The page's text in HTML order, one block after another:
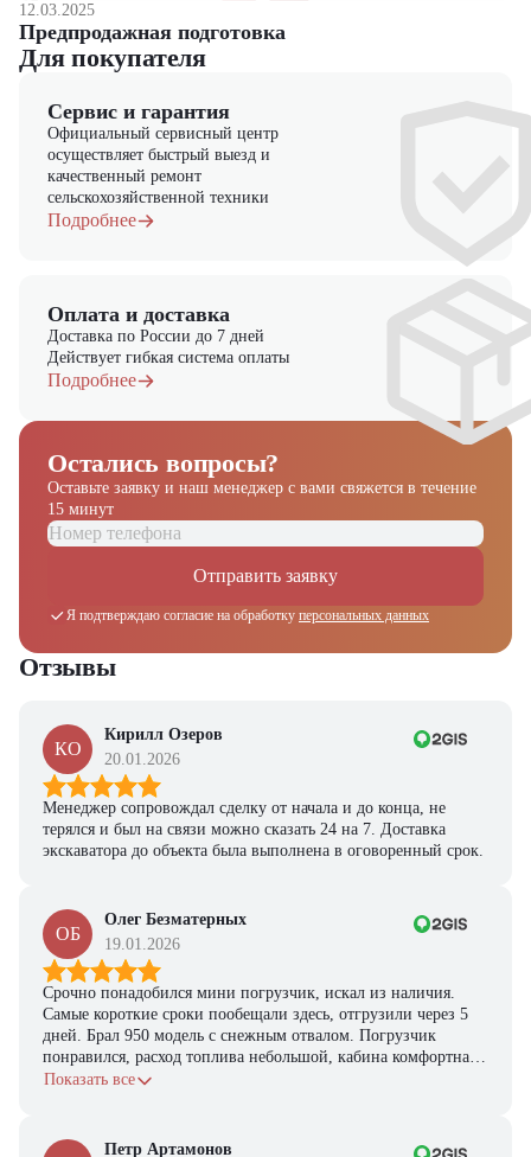
12.03.2025
Предпродажная подготовка
Для покупателя
Сервис и гарантия
Официальный сервисный центр
осуществляет быстрый выезд и
качественный ремонт
сельскохозяйственной техники
Подробнее
Оплата и доставка
Доставка по России до 7 дней
Действует гибкая система оплаты
Подробнее
Остались вопросы?
Оставьте заявку и наш менеджер с вами свяжется в течение
15 минут
Отправить заявку
Я подтверждаю согласие на обработку персональных данных
Отзывы
КО
Кирилл Озеров
20.01.2026
Менеджер сопровождал сделку от начала и до конца, не
терялся и был на связи можно сказать 24 на 7. Доставка
экскаватора до объекта была выполнена в оговоренный срок.
ОБ
Олег Безматерных
19.01.2026
Срочно понадобился мини погрузчик, искал из наличия.
Самые короткие сроки пообещали здесь, отгрузили через 5
дней. Брал 950 модель с снежным отвалом. Погрузчик
понравился, расход топлива небольшой, кабина комфортная,
с задачами справляется.
Показать все
Петр Артамонов